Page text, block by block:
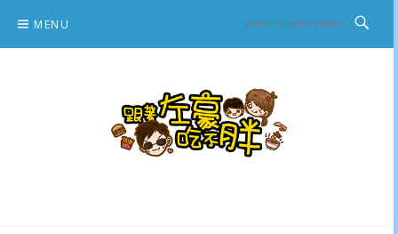
content
MENU